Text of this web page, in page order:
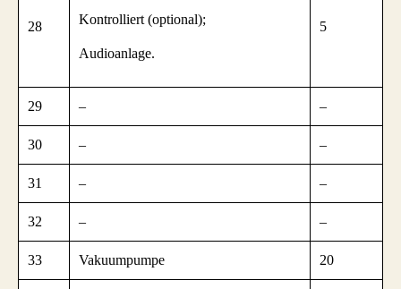
28 Kontrolliert (optional);
Audioanlage.
5
29 – –
30 – –
31 – –
32 – –
33 Vakuumpumpe 20